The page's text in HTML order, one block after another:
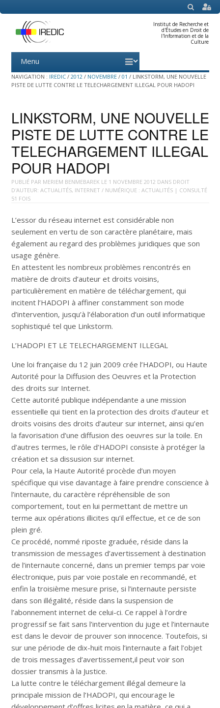
SEARCH
Institut de Recherche et
d'Études en Droit de
l'Information et de la
Culture
Menu
content
NAVIGATION : IREDIC / 2012 / NOVEMBRE / 01 / LINKSTORM, UNE NOUVELLE
PISTE DE LUTTE CONTRE LE TELECHARGEMENT ILLEGAL POUR HADOPI
LINKSTORM, UNE NOUVELLE
PISTE DE LUTTE CONTRE LE
TELECHARGEMENT ILLEGAL
POUR HADOPI
PUBLIÉ PAR MERIEM BENMEBAREK LE 1 NOVEMBRE 2012 DANS DROIT
D'AUTEUR: ACTUALITÉS, INTERNET / NUMÉRIQUE : ACTUALITÉS| CONSULTÉ
51 FOIS
L’essor du réseau internet est considérable non
seulement en vertu de son caractère planétaire, mais
également au regard des problèmes juridiques que son
usage génère.
En attestent les nombreux problèmes rencontrés en
matière de droits d’auteur et droits voisins,
particulièrement en matière de téléchargement, qui
incitent l’HADOPI à affiner constamment son mode
d’intervention, jusqu’à l’élaboration d’un outil informatique
sophistiqué tel que Linkstorm.
L’HADOPI ET LE TELECHARGEMENT ILLEGAL
Une loi française du 12 juin 2009 crée l’HADOPI, ou Haute
Autorité pour la Diffusion des Oeuvres et la Protection
des droits sur Internet.
Cette autorité publique indépendante a une mission
essentielle qui tient en la protection des droits d’auteur et
droits voisins des droits d’auteur sur internet, ainsi qu’en
la favorisation d’une diffusion des oeuvres sur la toile. En
d’autres termes, le rôle d’HADOPI consiste à protéger la
création et sa dissusion sur internet.
Pour cela, la Haute Autorité procède d’un moyen
spécifique qui vise davantage à faire prendre conscience à
l’internaute, du caractère répréhensible de son
comportement, tout en lui permettant de mettre un
terme aux opérations illicites qu’il effectue, et ce de son
plein gré.
Ce procédé, nommé riposte graduée, réside dans la
transmission de messages d’avertissement à destination
de l’internaute concerné, dans un premier temps par voie
électronique, puis par voie postale en recommandé, et
enfin la troisième mesure prise, si l’internaute persiste
dans son illégalité, réside dans la suspension de
l’abonnement internet de celui-ci. Ce rappel à l’ordre
progressif se fait sans l’intervention du juge et l’internaute
est dans le devoir de prouver son innocence. Toutefois, si
sur une période de dix-huit mois l’internaute a fait l’objet
de trois messages d’avertissement,il peut voir son
dossier transmis à la Justice.
La lutte contre le téléchargement illégal demeure la
principale mission de l’HADOPI, qui encourage le